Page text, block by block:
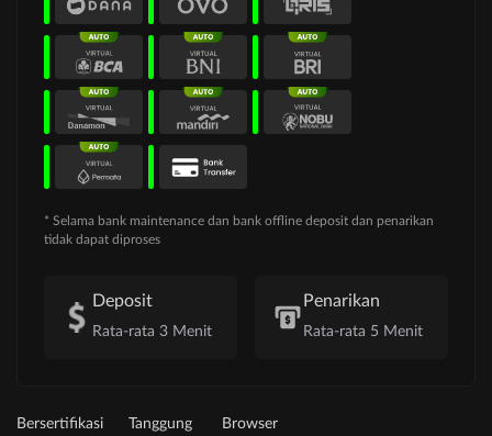
* Selama bank maintenance dan bank offline deposit dan penarikan
tidak dapat diproses
Deposit
Rata-rata 3 Menit
Penarikan
Rata-rata 5 Menit
Bersertifikasi
Tanggung
Browser